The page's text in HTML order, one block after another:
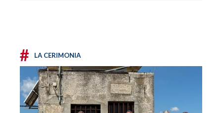
# LA CERIMONIA